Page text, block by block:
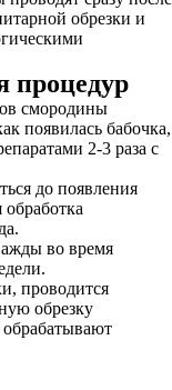
обрезки и
процедур
смородины
появилась бабочка,
2-3 раза с
до появления
во время
проводится
обрезку